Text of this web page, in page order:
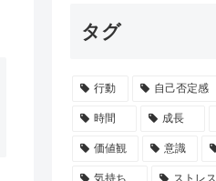
タグ
行動 自己否定感
時間 成長
価値観 意識